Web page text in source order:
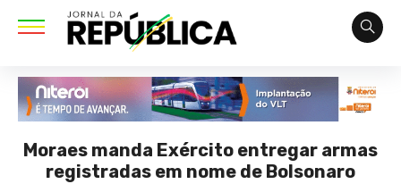
Moraes manda Exército entregar armas
registradas em nome de Bolsonaro